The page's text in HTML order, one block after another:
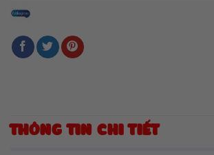
THÔNG TIN CHI TIẾT